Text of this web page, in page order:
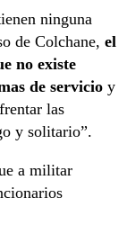
ninguna
de Colchane, el
no existe
de servicio y
las
y solitario”.
a militar